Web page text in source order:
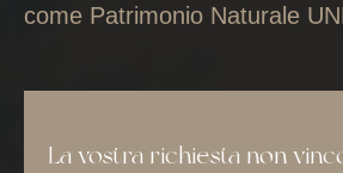
come Patrimonio Naturale
La vostra richiesta non